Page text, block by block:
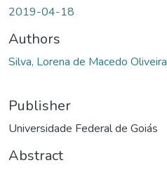
2019-04-18
Authors
Silva, Lorena de Macedo Oliveira
Publisher
Universidade Federal de Goiás
Abstract